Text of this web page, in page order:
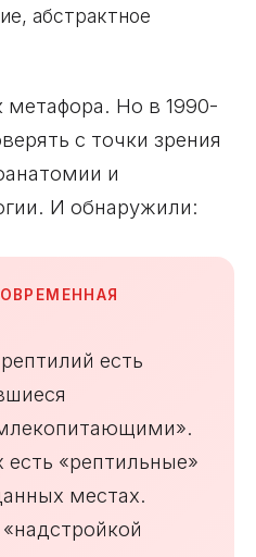
абстрактное
метафора. Но в 1990-
с точки зрения
и
И обнаружили:
есть
«рептильные»
местах.